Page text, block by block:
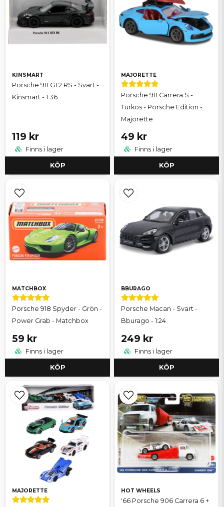
KINSMART
Porsche 911 GT2 RS - Svart -
Kinsmart - 1:36
119 kr
Finns i lager
KÖP
MAJORETTE
Porsche 911 Carrera S -
Turkos - Porsche Edition -
Majorette
49 kr
Finns i lager
KÖP
MATCHBOX
Porsche 918 Spyder - Grön -
Power Grab - Matchbox
59 kr
Finns i lager
KÖP
BBURAGO
Porsche Macan - Svart -
Bburago - 1:24
249 kr
Finns i lager
KÖP
MAJORETTE HOT WHEELS
'66 Porsche 906 Carrera 6 +